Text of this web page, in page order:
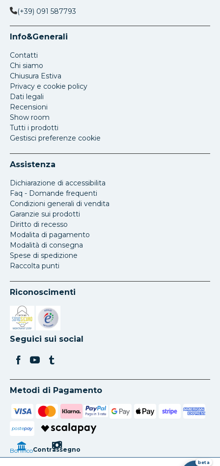
(+39) 091 587793
Info&Generali
Contatti
Chi siamo
Chiusura Estiva
Privacy e cookie policy
Dati legali
Recensioni
Show room
Tutti i prodotti
Gestisci preferenze cookie
Assistenza
Dichiarazione di accessibilita
Faq - Domande frequenti
Condizioni generali di vendita
Garanzie sui prodotti
Diritto di recesso
Modalita di pagamento
Modalità di consegna
Spese di spedizione
Raccolta punti
Riconoscimenti
Si apre in una nuova scheda
Si apre in una nuova scheda
Seguici sui social
Metodi di Pagamento
postepay
BonificoContrassegno
beta